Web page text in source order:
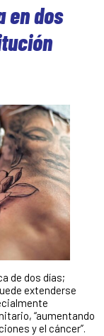
en dos
de dos días;
extenderse
“aumentando
y el cáncer”.